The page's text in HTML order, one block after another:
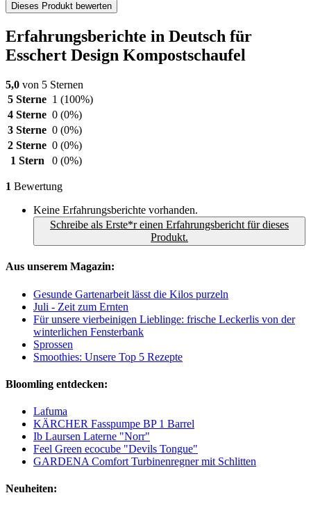
Dieses Produkt bewerten
Erfahrungsberichte in Deutsch für
Esschert Design Kompostschaufel
5,0 von 5 Sternen
5 Sterne 1 (100%)
4 Sterne 0 (0%)
3 Sterne 0 (0%)
2 Sterne 0 (0%)
1 Stern
0 (0%)
1 Bewertung
Keine Erfahrungsberichte vorhanden.
Schreibe als Erste*r einen Erfahrungsbericht für dieses
Produkt.
Aus unserem Magazin:
Gesunde Gartenarbeit lässt die Kilos purzeln
Juli - Zeit zum Ernten
Für unsere vierbeinigen Lieblinge: frische Leckerlis von der
winterlichen Fensterbank
Sprossen
Smoothies: Unsere Top 5 Rezepte
Bloomling entdecken:
Lafuma
KÄRCHER Fasspumpe BP 1 Barrel
Ib Laursen Laterne "Norr"
Feel Green ecocube "Devils Tongue"
GARDENA Comfort Turbinenregner mit Schlitten
Neuheiten: